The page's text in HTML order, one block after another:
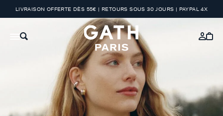
LIVRAISON OFFERTE DÈS 55€ | RETOURS SOUS 30 JOURS | PAYPAL 4X